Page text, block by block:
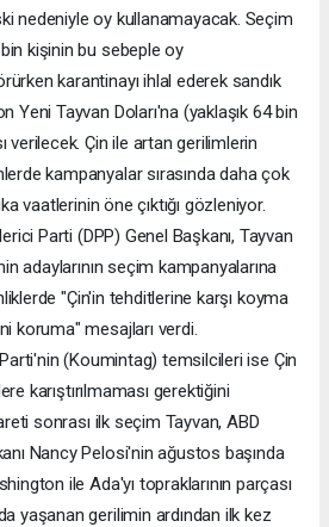
nedeniyle oy kullanamayacak. Seçim
kişinin bu sebeple oy
karantinayı ihlal ederek sandık
Yeni Tayvan Doları'na (yaklaşık 64 bin
verilecek. Çin ile artan gerilimlerin
kampanyalar sırasında daha çok
vaatlerinin öne çıktığı gözleniyor.
Parti (DPP) Genel Başkanı, Tayvan
adaylarının seçim kampanyalarına
"Çin'in tehditlerine karşı koyma
koruma" mesajları verdi.
(Koumintag) temsilcileri ise Çin
karıştırılmaması gerektiğini
sonrası ilk seçim Tayvan, ABD
Nancy Pelosi'nin ağustos başında
ile Ada'yı topraklarının parçası
yaşanan gerilimin ardından ilk kez